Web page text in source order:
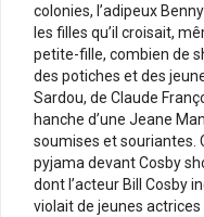
colonies, l’adipeux
les filles qu’il croisait,
petite-fille, combien de
des potiches et des
Sardou, de Claude
hanche d’une Jeane
soumises et souriantes.
pyjama devant Cosby
dont l’acteur Bill Cosby
violait de jeunes